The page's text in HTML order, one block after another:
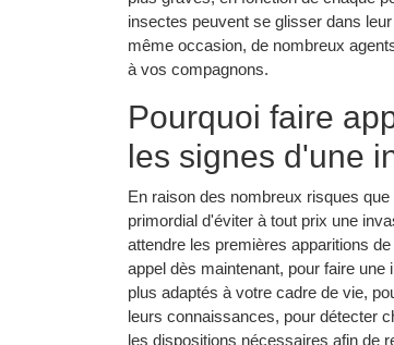
insectes peuvent se glisser dans
même occasion, de nombreux
à vos compagnons.
Pourquoi faire
les signes d'une
En raison des nombreux risques
primordial d'éviter à tout prix une
attendre les premières apparitions
appel dès maintenant, pour faire
plus adaptés à votre cadre de vie,
leurs connaissances, pour détecter
les dispositions nécessaires afin de